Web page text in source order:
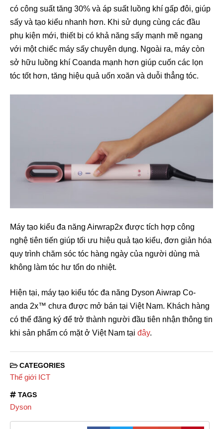
có công suất tăng 30% và áp suất luồng khí gấp đôi, giúp
sấy và tạo kiểu nhanh hơn. Khi sử dụng cùng các đầu
phụ kiện mới, thiết bị có khả năng sấy mạnh mẽ ngang
với một chiếc máy sấy chuyên dụng. Ngoài ra, máy còn
sở hữu luồng khí Coanda mạnh hơn giúp cuốn các lọn
tóc tốt hơn, tăng hiệu quả uốn xoăn và duỗi thẳng tóc.
Máy tạo kiểu đa năng Airwrap2x được tích hợp công
nghệ tiên tiến giúp tối ưu hiệu quả tạo kiểu, đơn giản hóa
quy trình chăm sóc tóc hàng ngày của người dùng mà
không làm tóc hư tổn do nhiệt.
Hiện tại, máy tạo kiểu tóc đa năng Dyson Aiwrap Co-
anda 2x™ chưa được mở bán tại Việt Nam. Khách hàng
có thể đăng ký để trở thành người đầu tiên nhận thông tin
khi sản phẩm có mặt ở Việt Nam tại đây.
CATEGORIES
Thế giới ICT
TAGS
Dyson